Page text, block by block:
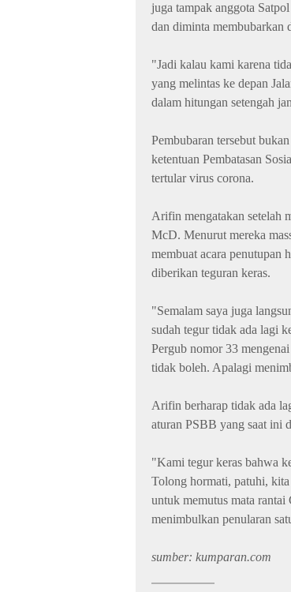
juga tampak anggota
dan diminta membubarkan
"Jadi kalau kami karena
yang melintas ke depan
dalam hitungan setengah
Pembubaran tersebut
ketentuan Pembatasan
tertular virus corona.
Arifin mengatakan setelah
McD. Menurut mereka
membuat acara penutupan
diberikan teguran keras.
"Semalam saya juga
sudah tegur tidak ada lagi
Pergub nomor 33
tidak boleh. Apalagi
Arifin berharap tidak ada
aturan PSBB yang saat ini
"Kami tegur keras bahwa
Tolong hormati, patuhi,
untuk memutus mata
menimbulkan penularan
sumber: kumparan.com